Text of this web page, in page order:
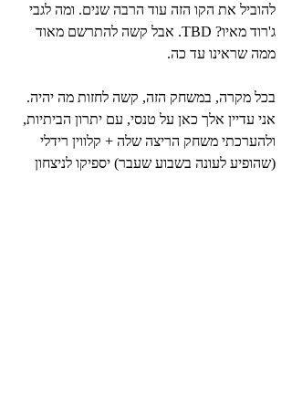
להוביל את הקו הזה עוד הרבה שנים. ומה לגבי
ג'רוד מאיו? TBD. אבל קשה להתרשם מאוד
ממה שראינו עד כה.
בכל מקרה, במשחק הזה, קשה לחזות מה יהיה.
אני עדיין אלך כאן על טנסי, עם יתרון הביתיות,
ולהערכתי משחק הריצה שלה + קלווין רידלי
(שהופיע לעונה בשבוע שעבר) יספיקו לניצחון